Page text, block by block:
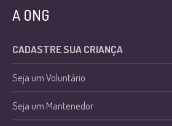
A ONG
CADASTRE SUA CRIANÇA
Seja um Voluntário
Seja um Mantenedor